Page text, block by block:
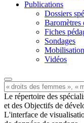
Publications
Dossiers
Baromètres
Fiches
Sondages
Vidéos
Le répertoire des
et des Objectifs de
L'interface de